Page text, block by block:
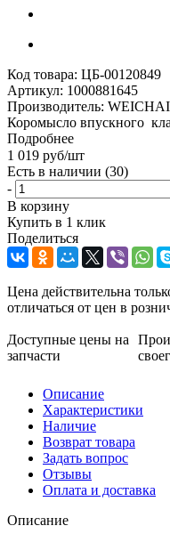
Код товара: ЦБ-00120849
Артикул: 1000881645
Производитель: WEICHAI
Коромысло впускного
Подробнее
1 019 руб/шт
Есть в наличии (30)
-
В корзину
Купить в 1 клик
Поделиться
Цена действительна
отличаться от цен в
Доступные цены на
запчасти
Описание
Характеристики
Наличие
Возврат товара
Задать вопрос
Отзывы
Оплата и доставка
Описание